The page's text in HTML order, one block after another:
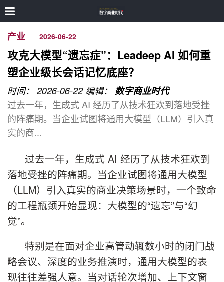
产业 2026-06-22
攻克大模型“遗忘症”：Leadeep AI 如何重
塑企业级长会话记忆底座？
时间： 2026-06-22 编辑： 数字商业时代
过去一年，生成式 AI 经历了从技术狂欢到落地受挫
的阵痛期。当企业试图将通用大模型（LLM）引入真
实的商...
过去一年，生成式 AI 经历了从技术狂欢到
落地受挫的阵痛期。当企业试图将通用大模型
（LLM）引入真实的商业决策场景时，一个致命
的工程瓶颈开始显现：大模型的“遗忘”与“幻
觉”。
特别是在面对企业高管动辄数小时的闭门战
略会议、深度的业务推演时，通用大模型的表
现往往差强人意。当对话轮次增加、上下文窗